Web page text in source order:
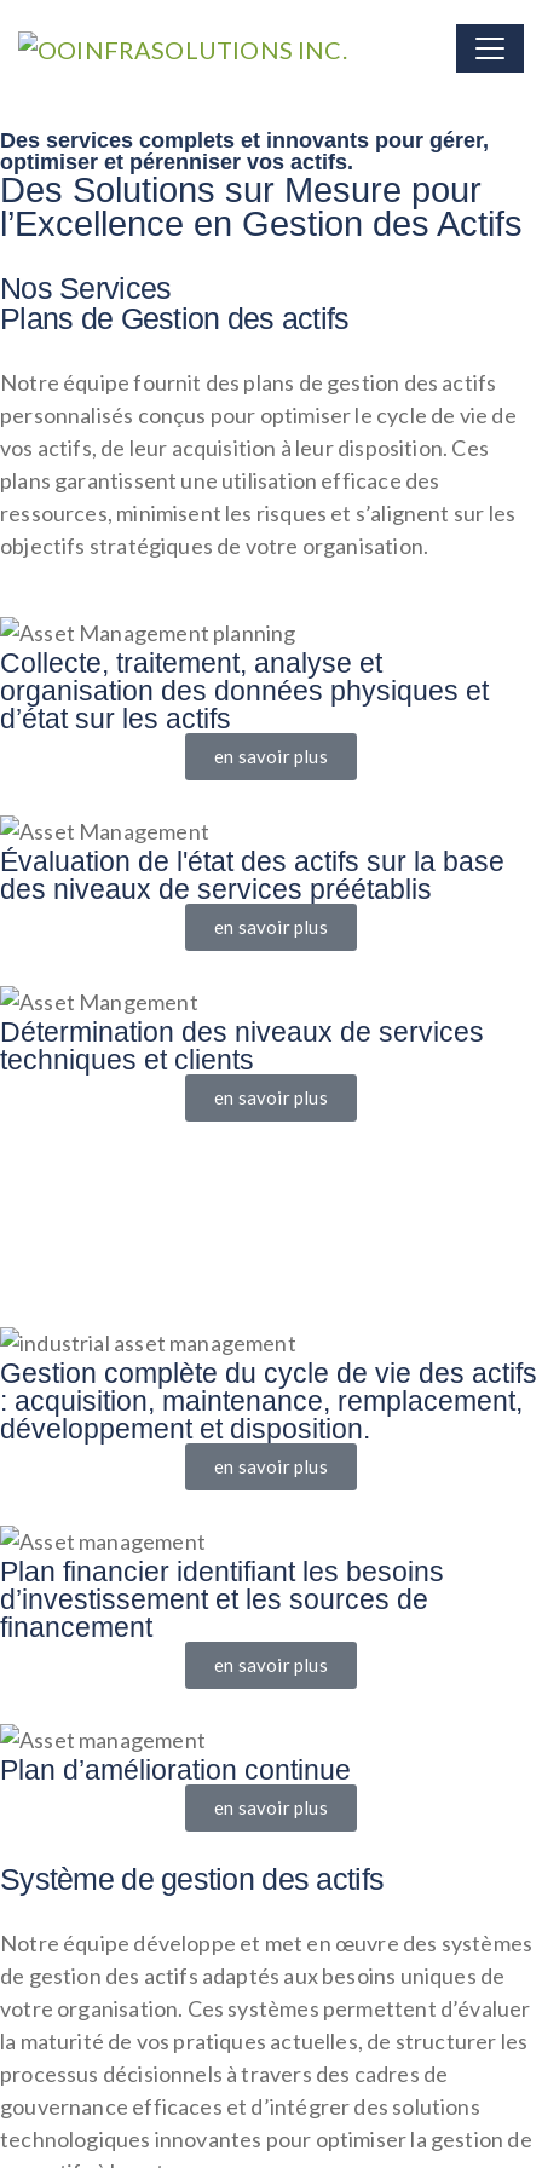
Des services complets et innovants pour gérer,
optimiser et pérenniser vos actifs.
Des Solutions sur Mesure pour
l’Excellence en Gestion des Actifs
Nos Services
Plans de Gestion des actifs
Notre équipe fournit des plans de gestion des actifs
personnalisés conçus pour optimiser le cycle de vie de
vos actifs, de leur acquisition à leur disposition. Ces
plans garantissent une utilisation efficace des
ressources, minimisent les risques et s’alignent sur les
objectifs stratégiques de votre organisation.
Collecte, traitement, analyse et
organisation des données physiques et
d’état sur les actifs
en savoir plus
Évaluation de l'état des actifs sur la base
des niveaux de services préétablis
en savoir plus
Détermination des niveaux de services
techniques et clients
en savoir plus
Gestion complète du cycle de vie des actifs
: acquisition, maintenance, remplacement,
développement et disposition.
en savoir plus
Plan financier identifiant les besoins
d’investissement et les sources de
financement
en savoir plus
Plan d’amélioration continue
en savoir plus
Système de gestion des actifs
Notre équipe développe et met en œuvre des systèmes
de gestion des actifs adaptés aux besoins uniques de
votre organisation. Ces systèmes permettent d’évaluer
la maturité de vos pratiques actuelles, de structurer les
processus décisionnels à travers des cadres de
gouvernance efficaces et d’intégrer des solutions
technologiques innovantes pour optimiser la gestion de